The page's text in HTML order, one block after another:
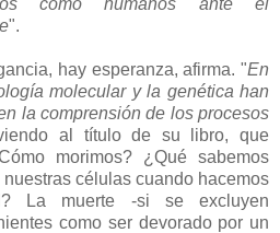
".
hay esperanza, afirma. "En
molecular y la genética han
la comprensión de los procesos
al título de su libro, que
morimos? ¿Qué sabemos
células cuando hacemos
La muerte -si se excluyen
como ser devorado por un